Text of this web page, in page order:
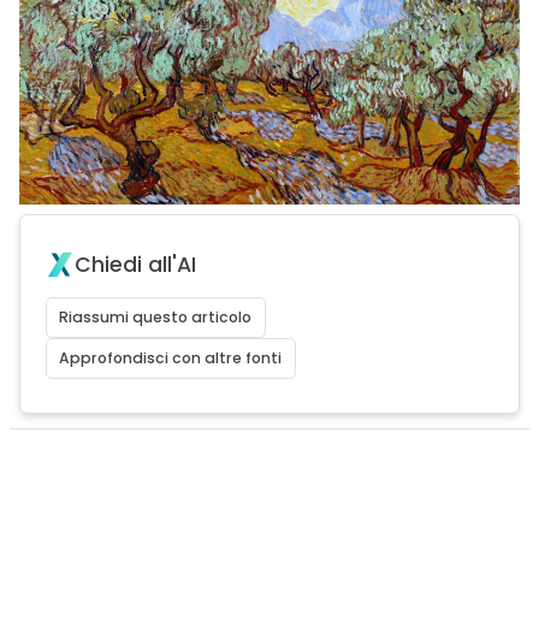
Chiedi all'AI
Riassumi questo articolo
Approfondisci con altre fonti